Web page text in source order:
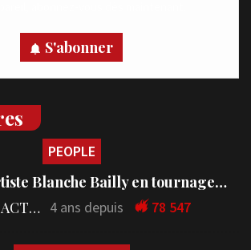
S'abonner
PEOPLE
Blanche Bailly en tournage…
LA REDACTION 4 ans depuis 78 547